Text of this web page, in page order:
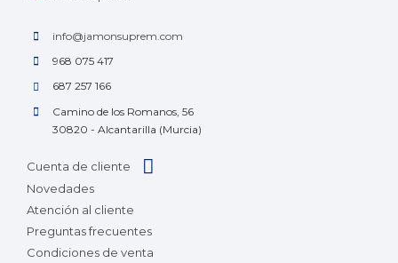
info@jamonsuprem.com
968 075 417
687 257 166
Camino de los Romanos, 56
30820 - Alcantarilla (Murcia)
Cuenta de cliente
Novedades
Atención al cliente
Preguntas frecuentes
Condiciones de venta